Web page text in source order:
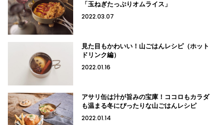
「玉ねぎたっぷりオムライス」
2022.03.07
見た目もかわいい！山ごはんレシピ（ホット
ドリンク編）
2022.01.16
アサリ缶は汁が旨みの宝庫！ココロもカラダ
も温まる冬にぴったりな山ごはんレシピ
2022.01.14